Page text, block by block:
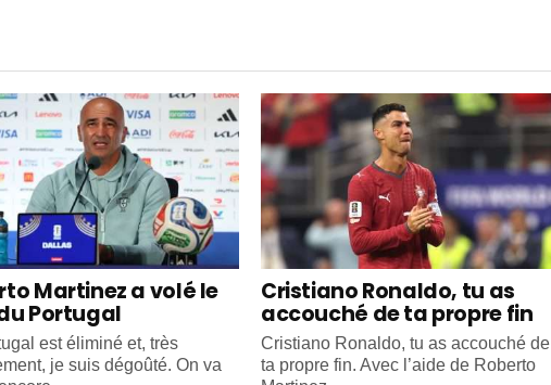
Martinez a volé le
Portugal
est éliminé et, très
je suis dégoûté. On va
Cristiano Ronaldo, tu as
accouché de ta propre fin
Cristiano Ronaldo, tu as accouché de
ta propre fin. Avec l’aide de Roberto